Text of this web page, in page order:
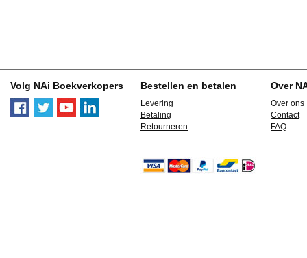
Volg NAi Boekverkopers Bestellen en betalen
Levering
Betaling
Retourneren
Over
Over ons
Contact
FAQ